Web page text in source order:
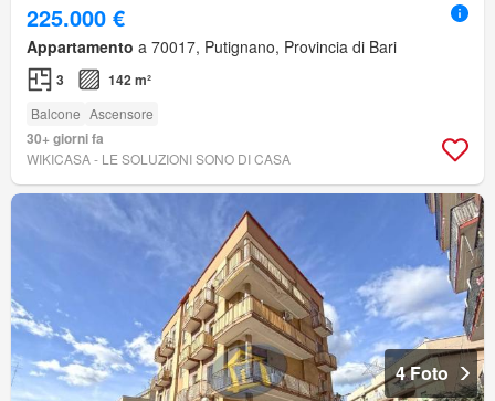
225.000 €
Appartamento a 70017, Putignano, Provincia di Bari
3 142 m²
Balcone Ascensore
30+ giorni fa
WIKICASA - LE SOLUZIONI SONO DI CASA
4 Foto